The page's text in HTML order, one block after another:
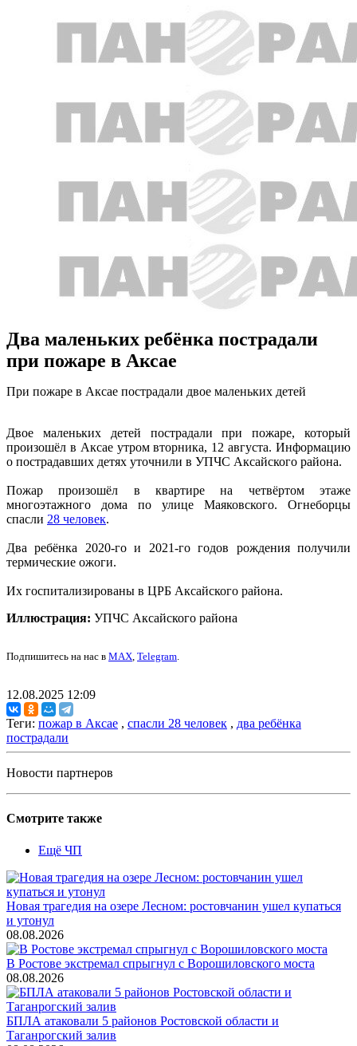
Два маленьких ребёнка пострадали
при пожаре в Аксае
При пожаре в Аксае пострадали двое маленьких детей
Двое маленьких детей пострадали при пожаре, который
произошёл в Аксае утром вторника, 12 августа. Информацию
о пострадавших детях уточнили в УПЧС Аксайского района.
Пожар произошёл в квартире на четвёртом этаже
многоэтажного дома по улице Маяковского. Огнеборцы
спасли 28 человек.
Два ребёнка 2020-го и 2021-го годов рождения получили
термические ожоги.
Их госпитализированы в ЦРБ Аксайского района.
Иллюстрация: УПЧС Аксайского района
Подпишитесь на нас в MAX, Telegram.
12.08.2025 12:09
Теги: пожар в Аксае , спасли 28 человек , два ребёнка
пострадали
Новости партнеров
Смотрите также
Ещё ЧП
Новая трагедия на озере Лесном: ростовчанин ушел купаться
и утонул
08.08.2026
В Ростове экстремал спрыгнул с Ворошиловского моста
08.08.2026
БПЛА атаковали 5 районов Ростовской области и
Таганрогский залив